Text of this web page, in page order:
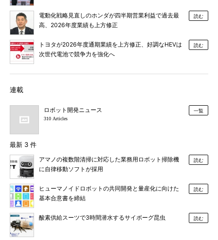
電動化戦略見直しのホンダが四半期営業利益で過去最
高、2026年度業績も上方修正
読む
トヨタが2026年度通期業績を上方修正、好調なHEVは
次世代電池で競争力を強化へ
読む
連載
ロボット開発ニュース
310 Articles
一覧
最新 3 件
アマノの複数階清掃に対応した業務用ロボット掃除機
に自律移動ソフトが採用
読む
ヒューマノイドロボットの共同開発と量産化に向けた
基本合意書を締結
読む
酸素供給スーツで3時間潜水するサイボーグ昆虫 読む